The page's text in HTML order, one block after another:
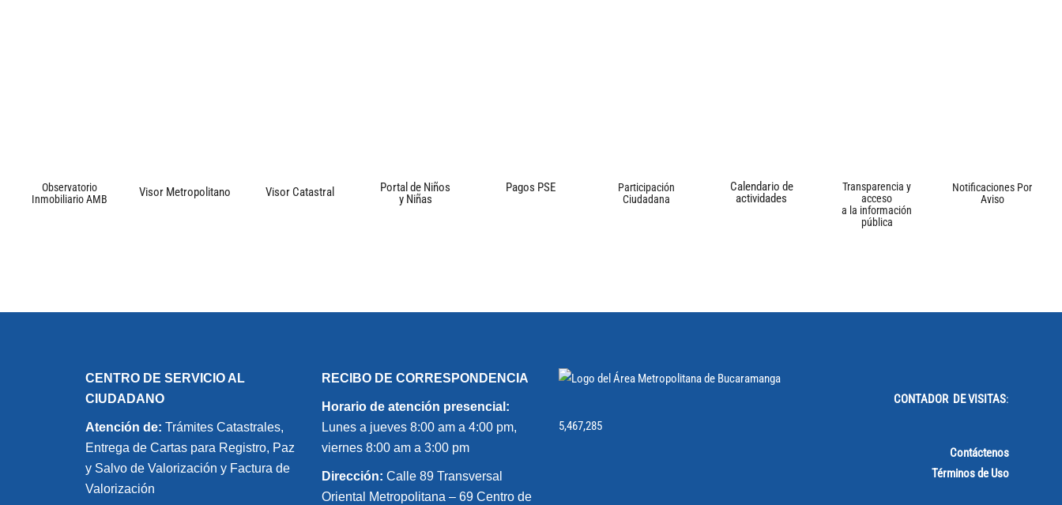
Observatorio
Inmobiliario AMB
Visor Metropolitano Visor Catastral
Portal de Niños
y Niñas
Pagos PSE
Participación
Ciudadana
Calendario de
actividades
Transparencia y
acceso
a la información
pública
Notificaciones Por
Aviso
CENTRO DE SERVICIO AL
CIUDADANO
Atención de: Trámites Catastrales,
Entrega de Cartas para Registro, Paz
y Salvo de Valorización y Factura de
Valorización
RECIBO DE CORRESPONDENCIA
Horario de atención presencial:
Lunes a jueves 8:00 am a 4:00 pm,
viernes 8:00 am a 3:00 pm
Dirección: Calle 89 Transversal
Oriental Metropolitana – 69 Centro de
CONTADOR DE VISITAS:
5,467,285
Contáctenos
Términos de Uso